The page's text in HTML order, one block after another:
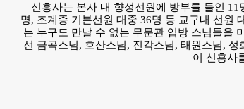
신흥사는 본사 내 향성선원에 방부를 들인
명, 조계종 기본선원 대중 36명 등 교구내 선원
는 누구도 만날 수 없는 무문관 입방 스님들을
선 금곡스님, 호산스님, 진각스님, 태원스님,
이 신흥사